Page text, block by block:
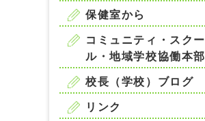
保健室から
コミュニティ・スクー
ル・地域学校協働本部
校長（学校）ブログ
リンク